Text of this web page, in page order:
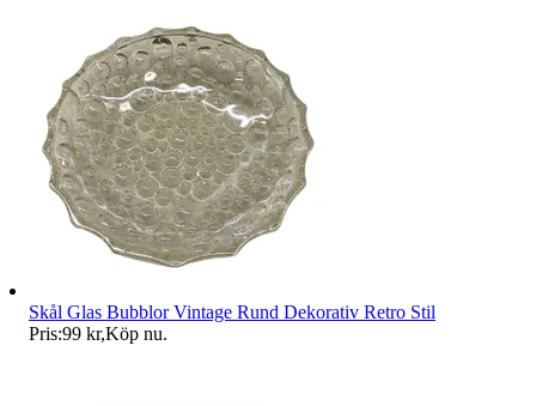
Skål Glas Bubblor Vintage Rund Dekorativ Retro Stil
Pris:99 kr,Köp nu.